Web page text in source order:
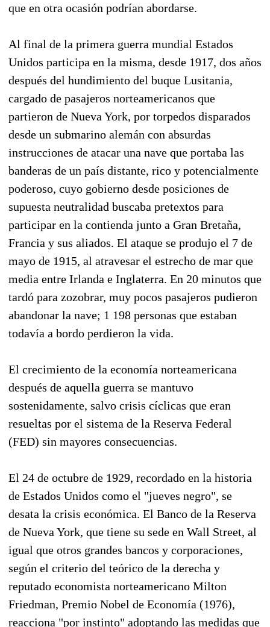
que en otra ocasión podrían abordarse.
Al final de la primera guerra mundial Estados
Unidos participa en la misma, desde 1917, dos años
después del hundimiento del buque Lusitania,
cargado de pasajeros norteamericanos que
partieron de Nueva York, por torpedos disparados
desde un submarino alemán con absurdas
instrucciones de atacar una nave que portaba las
banderas de un país distante, rico y potencialmente
poderoso, cuyo gobierno desde posiciones de
supuesta neutralidad buscaba pretextos para
participar en la contienda junto a Gran Bretaña,
Francia y sus aliados. El ataque se produjo el 7 de
mayo de 1915, al atravesar el estrecho de mar que
media entre Irlanda e Inglaterra. En 20 minutos que
tardó para zozobrar, muy pocos pasajeros pudieron
abandonar la nave; 1 198 personas que estaban
todavía a bordo perdieron la vida.
El crecimiento de la economía norteamericana
después de aquella guerra se mantuvo
sostenidamente, salvo crisis cíclicas que eran
resueltas por el sistema de la Reserva Federal
(FED) sin mayores consecuencias.
El 24 de octubre de 1929, recordado en la historia
de Estados Unidos como el "jueves negro", se
desata la crisis económica. El Banco de la Reserva
de Nueva York, que tiene su sede en Wall Street, al
igual que otros grandes bancos y corporaciones,
según el criterio del teórico de la derecha y
reputado economista norteamericano Milton
Friedman, Premio Nobel de Economía (1976),
reacciona "por instinto" adoptando las medidas que